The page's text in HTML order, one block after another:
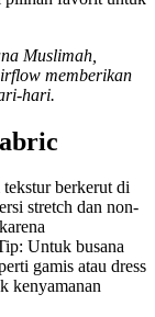
Muslimah,
memberikan
hari.
berkerut di
stretch dan non-
Untuk busana
gamis atau dress
kenyamanan